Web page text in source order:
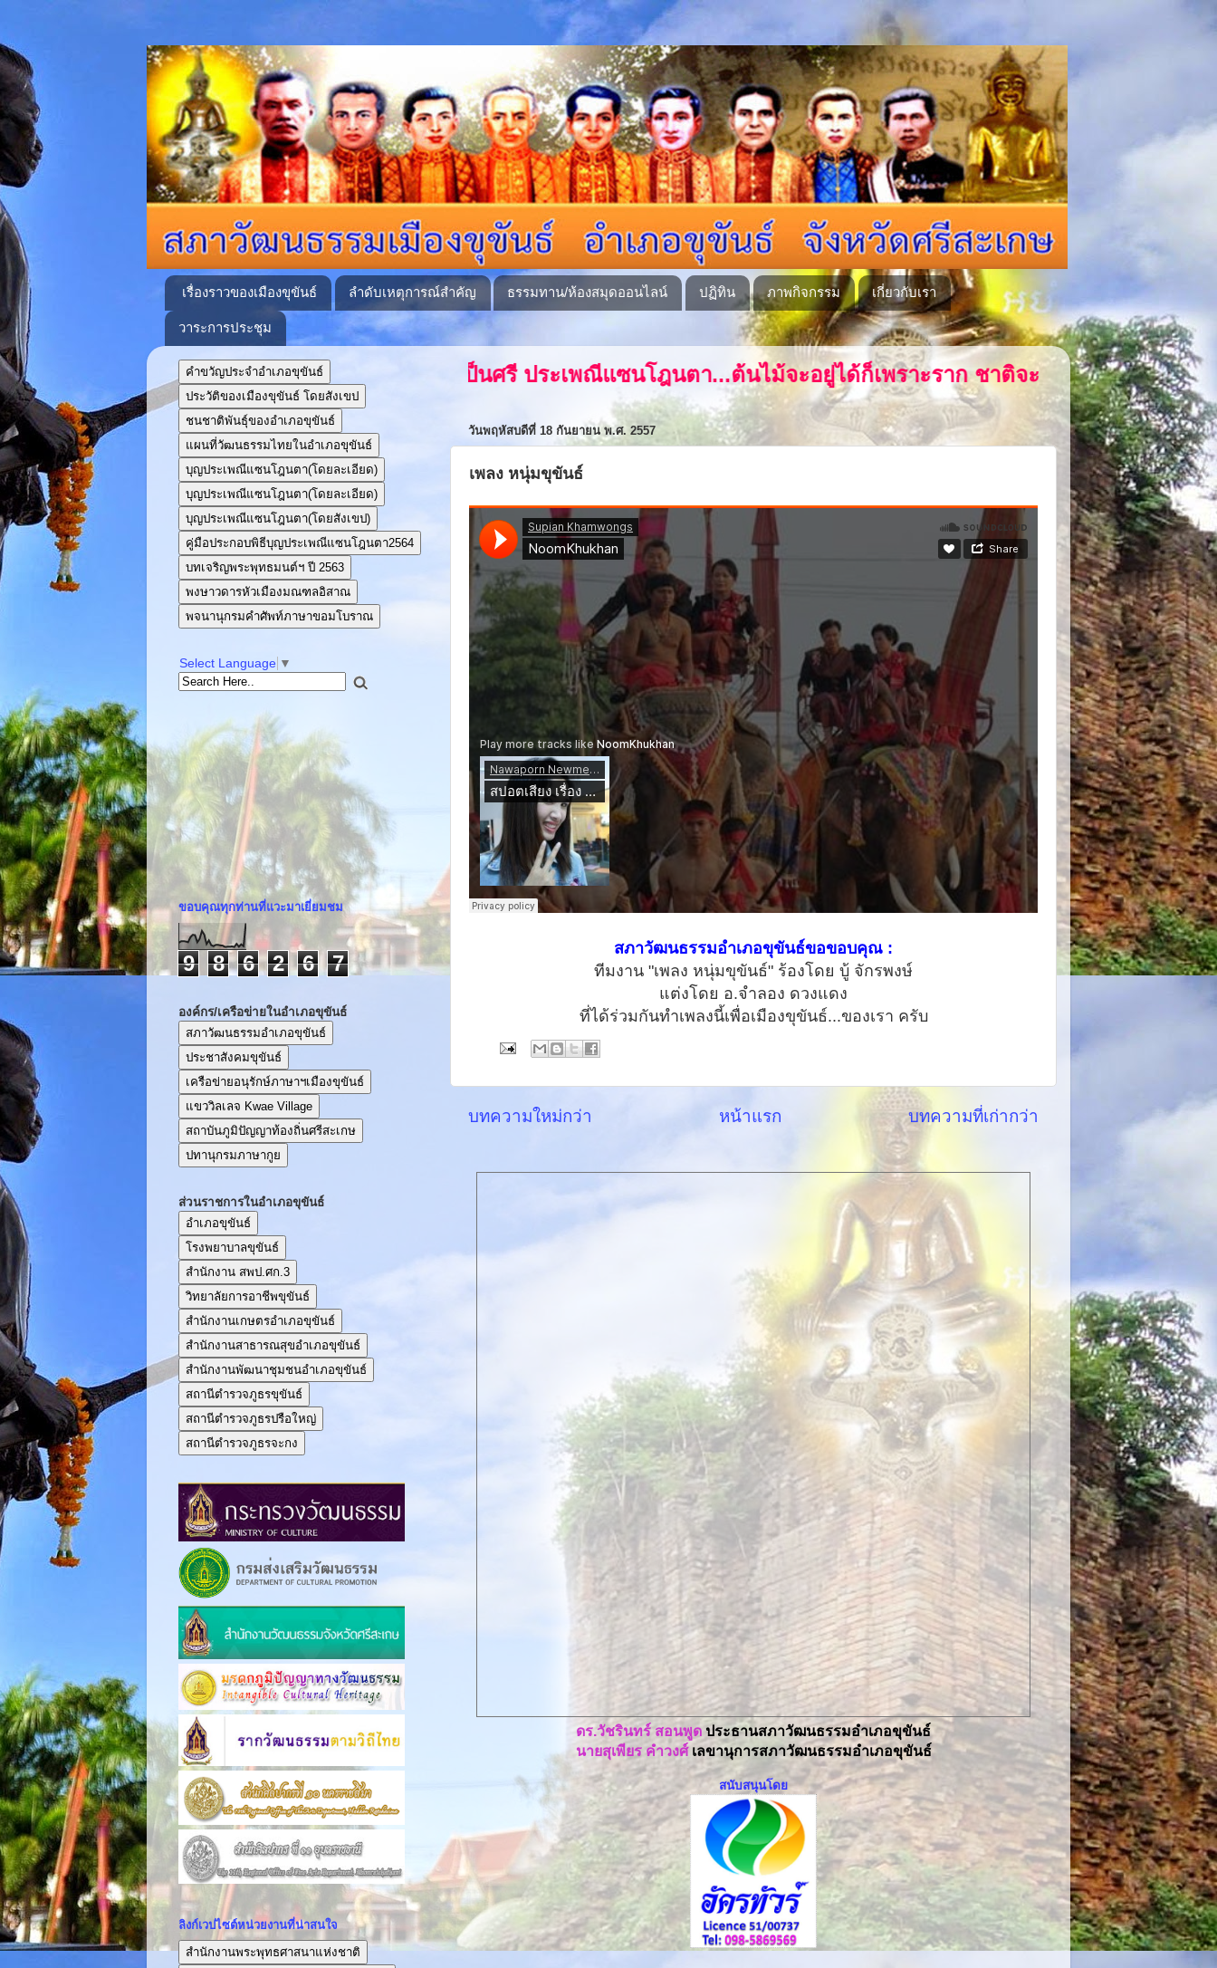
เรื่องราวของเมืองขุขันธ์ ลำดับเหตุการณ์สำคัญ ธรรมทาน/ห้องสมุดออนไลน์ ปฏิทิน ภาพกิจกรรม เกี่ยวกับเรา
วาระการประชุม
กสาน ปราสาทโบราณเป็นศรี ประเพณีแซนโฎนตา...ต้นไม้จะอยู่ได้ก็เพราะราก ชาติจะอยู่ได้ก็เพราะวัฒนธรรม การทำลายต้น
วันพฤหัสบดีที่ 18 กันยายน พ.ศ. 2557
เพลง หนุ่มขุขันธ์
สภาวัฒนธรรมอำเภอขุขันธ์ขอขอบคุณ :
ทีมงาน "เพลง หนุ่มขุขันธ์" ร้องโดย บู้ จักรพงษ์
แต่งโดย อ.จำลอง ดวงแดง
ที่ได้ร่วมกันทำเพลงนี้เพื่อเมืองขุขันธ์...ของเรา ครับ
บทความใหม่กว่า บทความที่เก่ากว่า
หน้าแรก
ดร.วัชรินทร์ สอนพูด ประธานสภาวัฒนธรรมอำเภอขุขันธ์
นายสุเพียร คำวงศ์เลขานุการสภาวัฒนธรรมอำเภอขุขันธ์
สนับสนุนโดย
คำขวัญประจำอำเภอขุขันธ์
ประวัติของเมืองขุขันธ์ โดยสังเขป
ชนชาติพันธุ์ของอำเภอขุขันธ์
แผนที่วัฒนธรรมไทยในอำเภอขุขันธ์
บุญประเพณีแซนโฎนตา(โดยละเอียด)
บุญประเพณีแซนโฎนตา(โดยละเอียด)
บุญประเพณีแซนโฎนตา(โดยสังเขป)
คู่มือประกอบพิธีบุญประเพณีแซนโฎนตา2564
บทเจริญพระพุทธมนต์ฯ ปี 2563
พงษาวดารหัวเมืองมณฑลอิสาณ
พจนานุกรมคำศัพท์ภาษาขอมโบราณ
Select Language ▼
ขอบคุณทุกท่านที่แวะมาเยี่ยมชม
9 8 6 2 6 7
องค์กร/เครือข่ายในอำเภอขุขันธ์
สภาวัฒนธรรมอำเภอขุขันธ์
ประชาสังคมขุขันธ์
เครือข่ายอนุรักษ์ภาษาฯเมืองขุขันธ์
แขววิลเลจ Kwae Village
สถาบันภูมิปัญญาท้องถิ่นศรีสะเกษ
ปทานุกรมภาษากูย
ส่วนราชการในอำเภอขุขันธ์
อำเภอขุขันธ์
โรงพยาบาลขุขันธ์
สำนักงาน สพป.ศก.3
วิทยาลัยการอาชีพขุขันธ์
สำนักงานเกษตรอำเภอขุขันธ์
สำนักงานสาธารณสุขอำเภอขุขันธ์
สำนักงานพัฒนาชุมชนอำเภอขุขันธ์
สถานีตำรวจภูธรขุขันธ์
สถานีตำรวจภูธรปรือใหญ่
สถานีตำรวจภูธรจะกง
ลิงก์เวปไซต์หน่วยงานที่น่าสนใจ
สำนักงานพระพุทธศาสนาแห่งชาติ